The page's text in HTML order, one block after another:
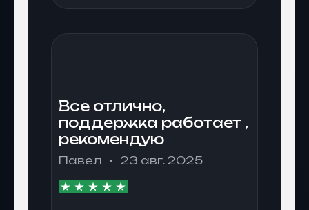
Все отлично,
поддержка работает ,
рекомендую
Павел 23 авг. 2025